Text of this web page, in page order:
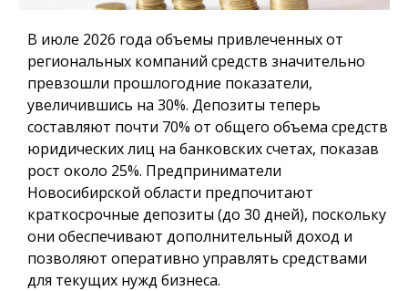
В июле 2026 года объемы привлеченных от
региональных компаний средств значительно
превзошли прошлогодние показатели,
увеличившись на 30%. Депозиты теперь
составляют почти 70% от общего объема средств
юридических лиц на банковских счетах, показав
рост около 25%. Предприниматели
Новосибирской области предпочитают
краткосрочные депозиты (до 30 дней), поскольку
они обеспечивают дополнительный доход и
позволяют оперативно управлять средствами
для текущих нужд бизнеса.